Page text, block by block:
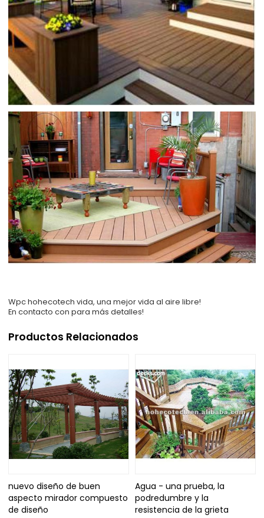
Wpc hohecotech vida, una mejor vida al aire libre!
En contacto con para más detalles!
Productos Relacionados
nuevo diseño de buen
aspecto mirador compuesto
de diseño
Agua - una prueba, la
podredumbre y la
resistencia de la grieta